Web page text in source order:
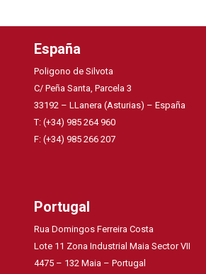
España
Poligono de Silvota
C/ Peña Santa, Parcela 3
33192 – LLanera (Asturias) – España
T: (+34) 985 264 960
F: (+34) 985 266 207
Portugal
Rua Domingos Ferreira Costa
Lote 11 Zona Industrial Maia Sector VII
4475 – 132 Maia – Portugal